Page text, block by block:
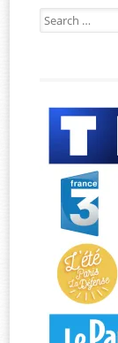
Search
for: